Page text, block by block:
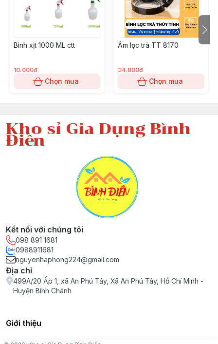
Bình xịt 1000 ML ctt
10.000đ
Chọn mua
Ấm lọc trà TT 8170
34.800đ
Chọn mua
Kho sỉ Gia Dụng Bình
Điền
Kết nối với chúng tôi
098 891 1681
0988911681
nguyenhaphong224@gmail.com
Địa chỉ
499A/20 Ấp 1, xã An Phú Tây, Xã An Phú Tây, Hồ Chí Minh -
Huyện Bình Chánh
Giới thiệu